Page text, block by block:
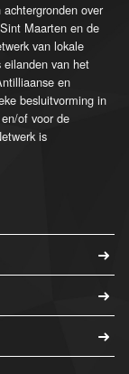
over
Maarten en de
van lokale
eilanden van het
en
besluitvorming in
of voor de
is